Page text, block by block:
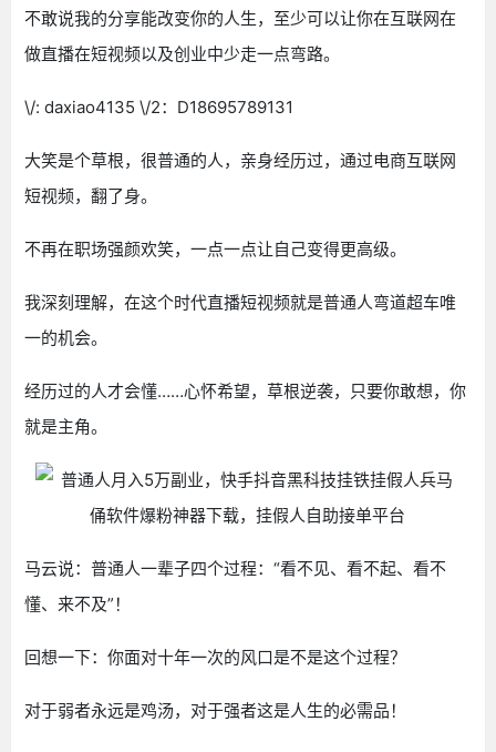
不敢说我的分享能改变你的人生，至少可以让你在互联网在
做直播在短视频以及创业中少走一点弯路。
\/: daxiao4135 \/2：D18695789131
大笑是个草根，很普通的人，亲身经历过，通过电商互联网
短视频，翻了身。
不再在职场强颜欢笑，一点一点让自己变得更高级。
我深刻理解，在这个时代直播短视频就是普通人弯道超车唯
一的机会。
经历过的人才会懂……心怀希望，草根逆袭，只要你敢想，你
就是主角。
马云说：普通人一辈子四个过程：“看不见、看不起、看不
懂、来不及”！
回想一下：你面对十年一次的风口是不是这个过程？
对于弱者永远是鸡汤，对于强者这是人生的必需品！